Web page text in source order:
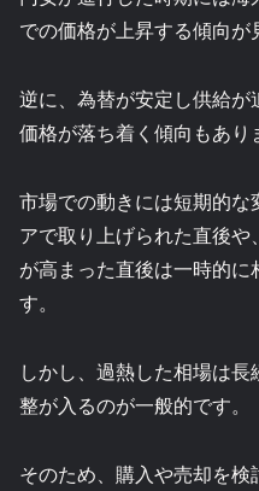
での価格が上昇する傾向が
逆に、為替が安定し供給
価格が落ち着く傾向もあり
市場での動きには短期的な
アで取り上げられた直後
が高まった直後は一時的
す。
しかし、過熱した相場は
整が入るのが一般的です。
そのため、購入や売却を